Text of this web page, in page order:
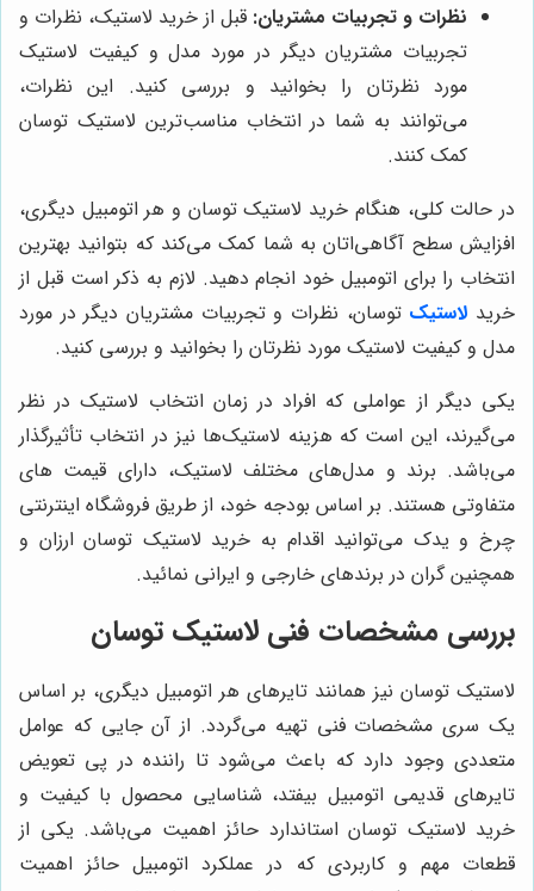
نظرات و تجربیات مشتریان: قبل از خرید لاستیک، نظرات و
تجربیات مشتریان دیگر در مورد مدل و کیفیت لاستیک
مورد نظرتان را بخوانید و بررسی کنید. این نظرات،
می‌توانند به شما در انتخاب مناسب‌ترین لاستیک توسان
کمک کنند.
در حالت کلی، هنگام خرید لاستیک توسان و هر اتومبیل دیگری،
افزایش سطح آگاهی‌اتان به شما کمک می‌کند که بتوانید بهترین
انتخاب را برای اتومبیل خود انجام دهید. لازم به ذکر است قبل از
خرید لاستیک توسان، نظرات و تجربیات مشتریان دیگر در مورد
مدل و کیفیت لاستیک مورد نظرتان را بخوانید و بررسی کنید.
یکی دیگر از عواملی که افراد در زمان انتخاب لاستیک در نظر
می‌گیرند، این است که هزینه لاستیک‌ها نیز در انتخاب تأثیرگذار
می‌باشد. برند و مدل‌های مختلف لاستیک، دارای قیمت‌ های
متفاوتی هستند. بر اساس بودجه خود، از طریق فروشگاه اینترنتی
چرخ و یدک می‌توانید اقدام به خرید لاستیک توسان ارزان و
همچنین گران در برندهای خارجی و ایرانی نمائید.
بررسی مشخصات فنی لاستیک توسان
لاستیک توسان نیز همانند تایرهای هر اتومبیل دیگری، بر اساس
یک سری مشخصات فنی تهیه می‌گردد. از آن جایی که عوامل
متعددی وجود دارد که باعث می‌شود تا راننده در پی تعویض
تایرهای قدیمی اتومبیل بیفتد، شناسایی محصول با کیفیت و
خرید لاستیک توسان استاندارد حائز اهمیت می‌باشد. یکی از
قطعات مهم و کاربردی که در عملکرد اتومبیل حائز اهمیت